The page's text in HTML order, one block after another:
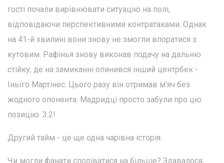
гості почали вирівнювати ситуацію на полі,
відповідаючи перспективними контратаками. Однак
на 41-й хвилині вони знову не змогли впоратися з
кутовим. Рафінья знову виконав подачу на дальню
стійку, де на замиканні опинився інший центрбек -
Іньїго Мартінес. Цього разу він отримав м'яч без
жодного опонента. Мадридці просто забули про цю
позицію. 3:2!
Другий тайм - це ще одна чарівна історія.
Чи могли фанати сподіватися на більше? Здавалося,